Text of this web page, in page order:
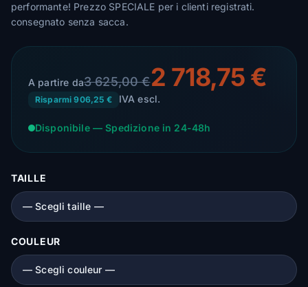
performante! Prezzo SPECIALE per i clienti registrati.
consegnato senza sacca.
A partire da3 625,00 €2 718,75 €
Risparmi 906,25 € IVA escl.
Disponibile — Spedizione in 24-48h
TAILLE
COULEUR